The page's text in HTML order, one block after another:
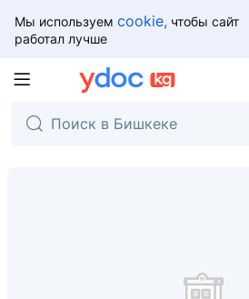
Мы используем cookie, чтобы сайт
работал лучше